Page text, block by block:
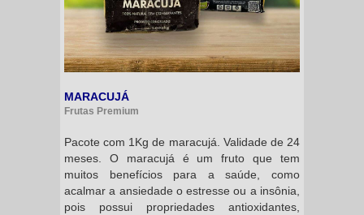
MARACUJÁ
Frutas Premium
Pacote com 1Kg de maracujá. Validade de 24
meses. O maracujá é um fruto que tem
muitos benefícios para a saúde, como
acalmar a ansiedade o estresse ou a insônia,
pois possui propriedades antioxidantes,